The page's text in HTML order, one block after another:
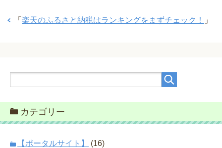
「 楽天のふるさと納税はランキングをまずチェック！ 」
カテゴリー
【ポータルサイト】 (16)